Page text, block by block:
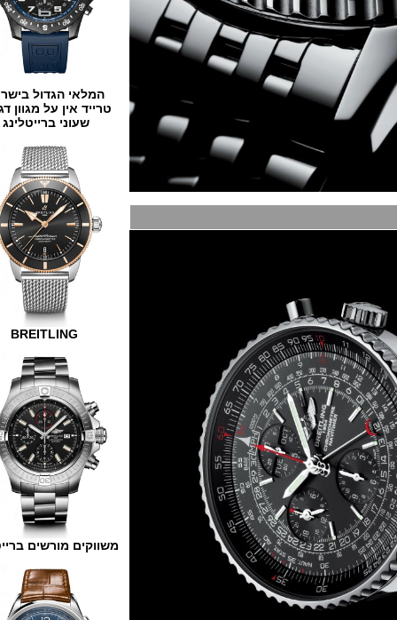
המלאי הגדול בישראל
טרייד אין על מגוון דגמים
שעוני ברייטלינג
BREITLING
משווקים מורשים ברייטלינג